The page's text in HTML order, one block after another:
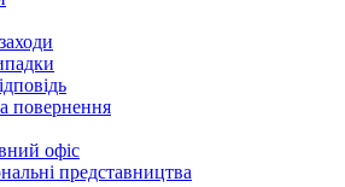
повернення
офіс
представництва